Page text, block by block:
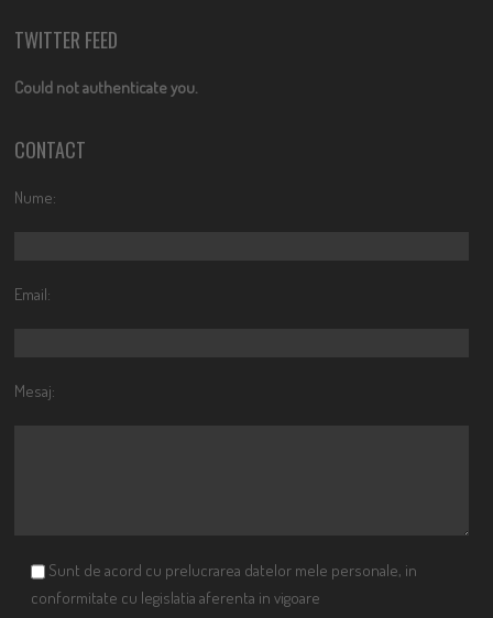
TWITTER FEED
Could not authenticate you.
CONTACT
Nume:
Email:
Mesaj:
Sunt de acord cu prelucrarea datelor mele personale, in
conformitate cu legislatia aferenta in vigoare